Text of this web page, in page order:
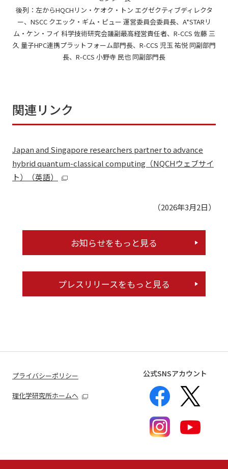
後列：左からHQCHリン・ケオク・トン エグゼクティブディレクタ
ー、NSCC クエック・ギム・ピュー 運営委員会委員⻑、A*STARリ
ム・ケン・フイ 科学技術研究会議副最高経営責任者、R-CCS 佐藤 三
久 量⼦HPC連携プラットフォーム部門⻑、R-CCS 児⽟ 祐悦 同副部門
⻑、R-CCS 小野寺 民也 同副部門⻑
関連リンク
Japan and Singapore researchers partner to advance
hybrid quantum-classical computing（NQCHウェブサイ
ト）（英語）
（2026年3月2日）
お知らせをもっと見る
プレスリリースをもっと見る
プライバシーポリシー
理化学研究所ホームへ
公式SNSアカウント